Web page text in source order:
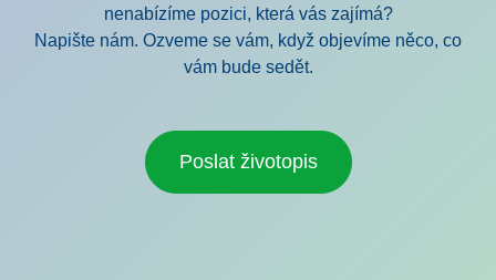
nenabízíme pozici, která vás zajímá?
Napište nám. Ozveme se vám, když objevíme něco, co
vám bude sedět.
Poslat životopis